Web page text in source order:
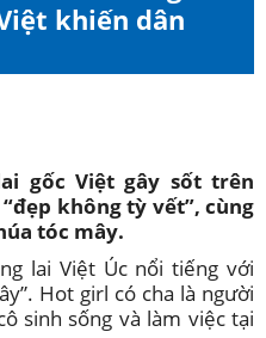
khiến dân
gốc Việt gây sốt trên
không tỳ vết”, cùng
tóc mây.
lai Việt Úc nổi tiếng với
Hot girl có cha là người
sinh sống và làm việc tại